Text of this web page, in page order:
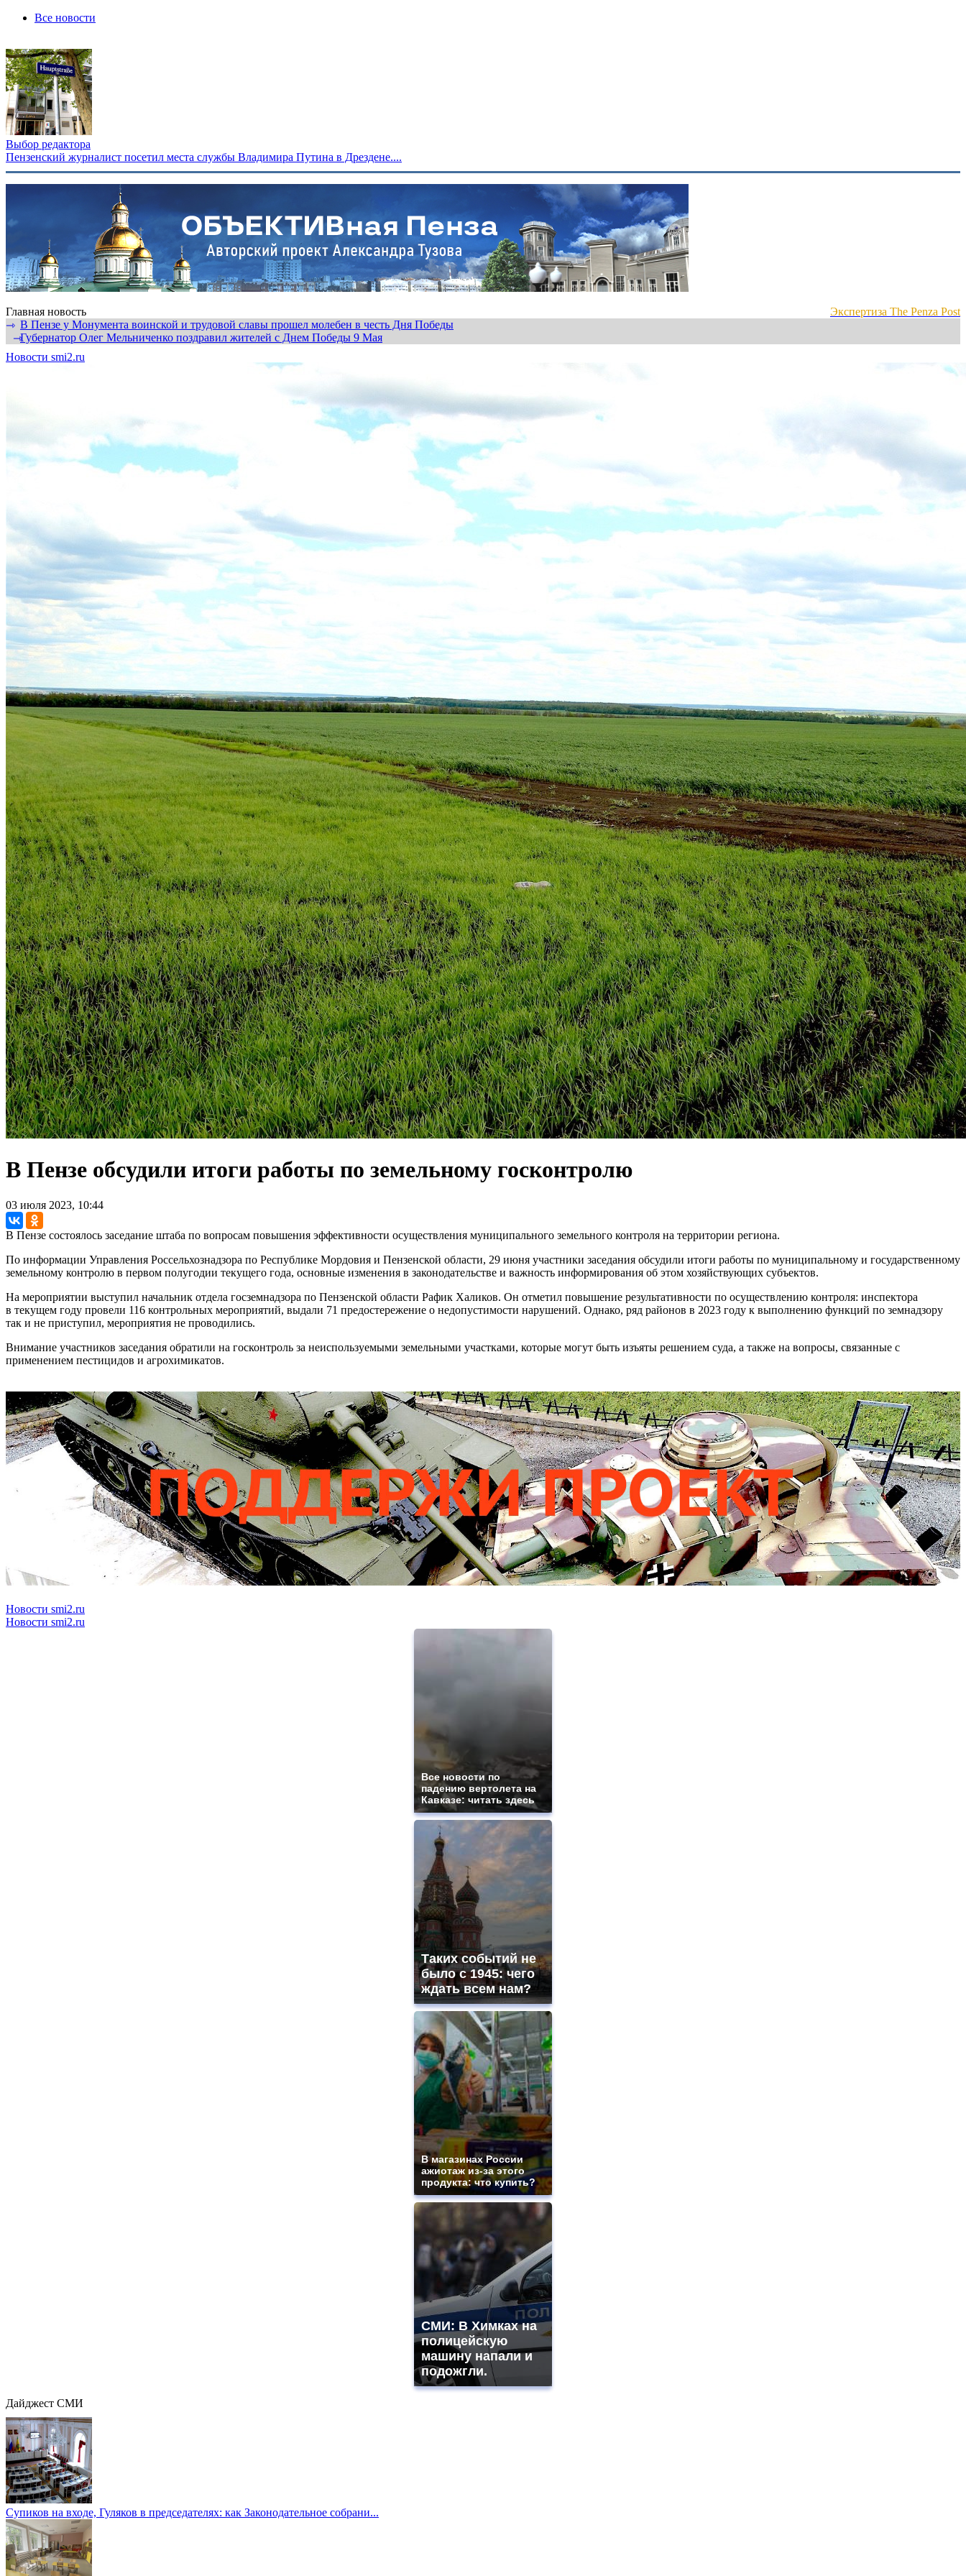
Все новости
Выбор редактора
Пензенский журналист посетил места службы Владимира Путина в Дрездене....
Главная новость
Экспертиза The Penza Post
⇾ В Пензе у Монумента воинской и трудовой славы прошел молебен в честь Дня Победы
⇾Губернатор Олег Мельниченко поздравил жителей с Днем Победы 9 Мая
Новости smi2.ru
В Пензе обсудили итоги работы по земельному госконтролю
03 июля 2023, 10:44
В Пензе состоялось заседание штаба по вопросам повышения эффективности осуществления муниципального земельного контроля на территории региона.
По информации Управления Россельхознадзора по Республике Мордовия и Пензенской области, 29 июня участники заседания обсудили итоги работы по муниципальному и государственному
земельному контролю в первом полугодии текущего года, основные изменения в законодательстве и важность информирования об этом хозяйствующих субъектов.
На мероприятии выступил начальник отдела госземнадзора по Пензенской области Рафик Халиков. Он отметил повышение результативности по осуществлению контроля: инспектора
в текущем году провели 116 контрольных мероприятий, выдали 71 предостережение о недопустимости нарушений. Однако, ряд районов в 2023 году к выполнению функций по земнадзору
так и не приступил, мероприятия не проводились.
Внимание участников заседания обратили на госконтроль за неиспользуемыми земельными участками, которые могут быть изъяты решением суда, а также на вопросы, связанные с
применением пестицидов и агрохимикатов.
Новости smi2.ru
Новости smi2.ru
Все новости по
падению вертолета на
Кавказе: читать здесь
Таких событий не
было с 1945: чего
ждать всем нам?
В магазинах России
ажиотаж из-за этого
продукта: что купить?
СМИ: В Химках на
полицейскую
машину напали и
подожгли.
Дайджест СМИ
Супиков на входе, Гуляков в председателях: как Законодательное собрани...